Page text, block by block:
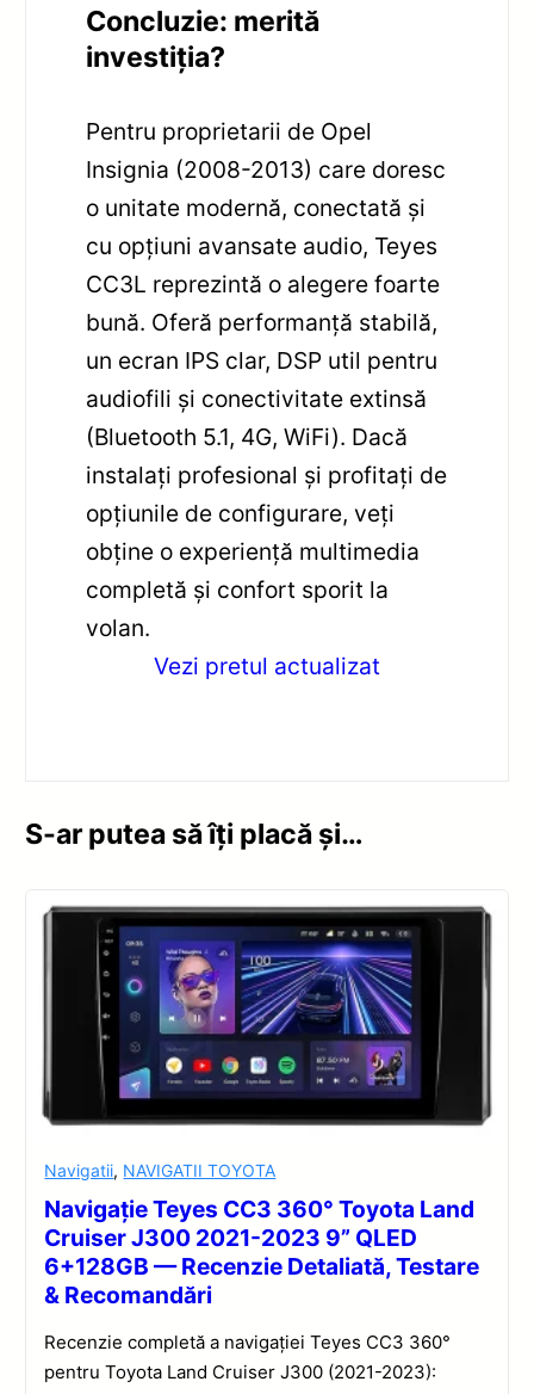
Concluzie: merită
investiția?
Pentru proprietarii de Opel
Insignia (2008-2013) care doresc
o unitate modernă, conectată și
cu opțiuni avansate audio, Teyes
CC3L reprezintă o alegere foarte
bună. Oferă performanță stabilă,
un ecran IPS clar, DSP util pentru
audiofili și conectivitate extinsă
(Bluetooth 5.1, 4G, WiFi). Dacă
instalați profesional și profitați de
opțiunile de configurare, veți
obține o experiență multimedia
completă și confort sporit la
volan.
Vezi pretul actualizat
S-ar putea să îți placă și…
Navigatii, NAVIGATII TOYOTA
Navigație Teyes CC3 360° Toyota Land
Cruiser J300 2021-2023 9” QLED
6+128GB — Recenzie Detaliată, Testare
& Recomandări
Recenzie completă a navigației Teyes CC3 360°
pentru Toyota Land Cruiser J300 (2021-2023):